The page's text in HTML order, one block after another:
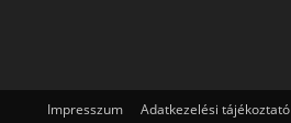
Impresszum Adatkezelési tájékoztató